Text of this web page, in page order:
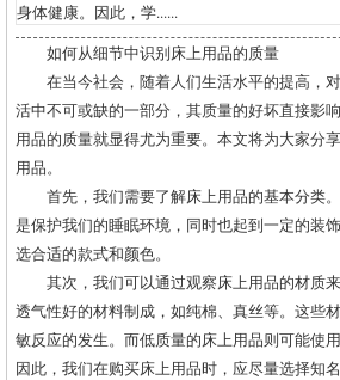
身体健康。因此，学......
如何从细节中识别床上用品的质量
在当今社会，随着人们生活水平的提高，
活中不可或缺的一部分，其质量的好坏直接影
用品的质量就显得尤为重要。本文将为大家分
用品。
首先，我们需要了解床上用品的基本分类
是保护我们的睡眠环境，同时也起到一定的装
选合适的款式和颜色。
其次，我们可以通过观察床上用品的材质
透气性好的材料制成，如纯棉、真丝等。这些
敏反应的发生。而低质量的床上用品则可能使
因此，我们在购买床上用品时，应尽量选择知